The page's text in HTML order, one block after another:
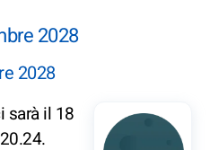
2028
2028
sarà il 18